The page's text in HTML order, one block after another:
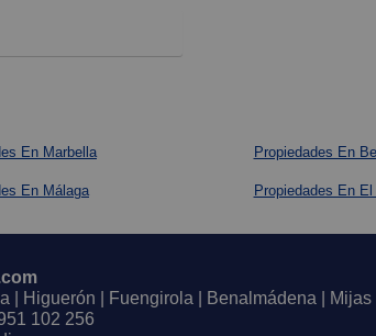
En Marbella Propiedades En
En Málaga Propiedades En El
Higuerón | Fuengirola | Benalmádena | Mijas |
102 256